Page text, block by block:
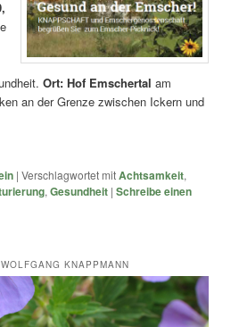
Ort: Hof Emschertal am
an der Grenze zwischen Ickern und
|Verschlagwortet mitAchtsamkeit,
,Gesundheit |Schreibe einen
KNAPPMANN